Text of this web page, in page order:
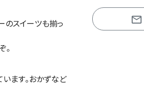
のスイーツも揃っ
。
ます。おかずなど